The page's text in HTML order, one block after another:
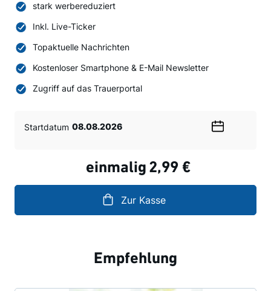
stark werbereduziert
Inkl. Live-Ticker
Topaktuelle Nachrichten
Kostenloser Smartphone & E-Mail Newsletter
Zugriff auf das Trauerportal
Startdatum
einmalig 2,99 €
Zur Kasse
Empfehlung